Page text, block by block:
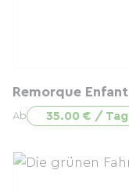
Remorque Enfant
Ab 35.00 € / Tag